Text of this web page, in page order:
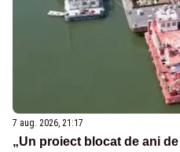
7 aug. 2026, 21:17
„Un proiect blocat de ani